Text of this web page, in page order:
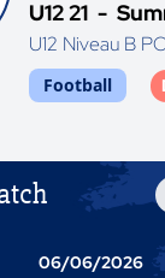
U12 21 -
U12 Niveau B
Football
06/06/2026